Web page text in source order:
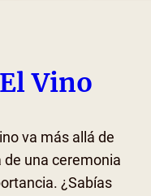
Vino
va más allá de
una ceremonia
¿Sabías